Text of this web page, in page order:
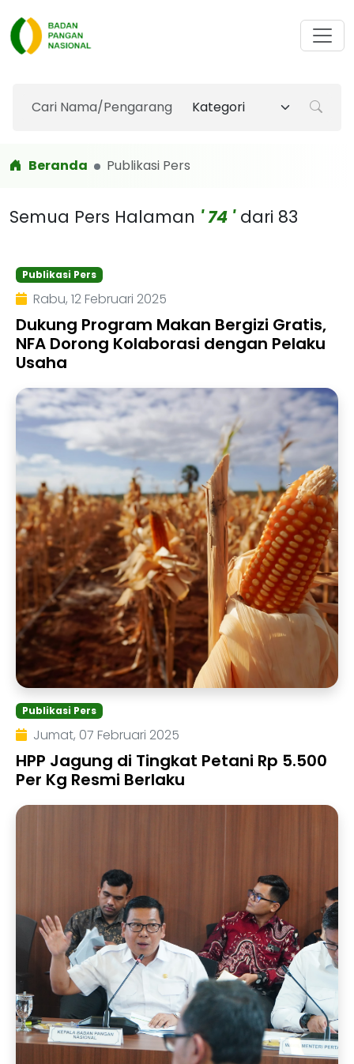
Beranda Publikasi Pers
Semua Pers Halaman ' 74 'dari 83
Publikasi Pers
Rabu, 12 Februari 2025
Dukung Program Makan Bergizi Gratis,
NFA Dorong Kolaborasi dengan Pelaku
Usaha
Publikasi Pers
Jumat, 07 Februari 2025
HPP Jagung di Tingkat Petani Rp 5.500
Per Kg Resmi Berlaku